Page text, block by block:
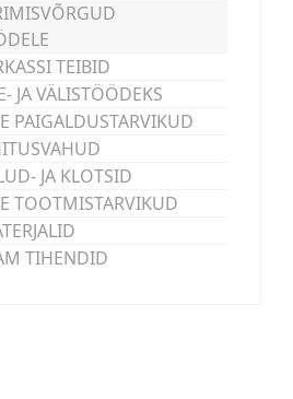
TEIBID
JA VÄLISTÖÖDEKS
PAIGALDUSTARVIKUD
JA KLOTSID
TOOTMISTARVIKUD
TIHENDID